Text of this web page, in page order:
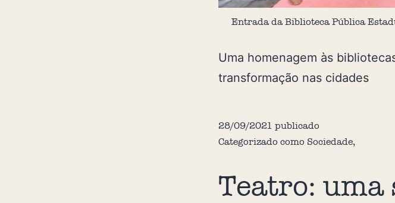
Entrada da Biblioteca Pública
Uma homenagem às
transformação nas cidades
28/09/2021 publicado
Categorizado como Sociedade,
Teatro: uma